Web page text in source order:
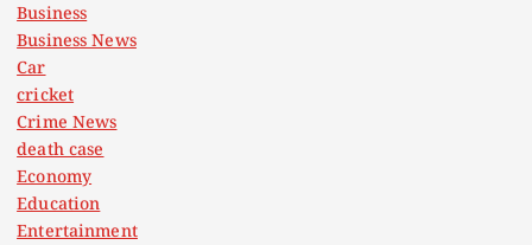
Business
Business News
Car
cricket
Crime News
death case
Economy
Education
Entertainment